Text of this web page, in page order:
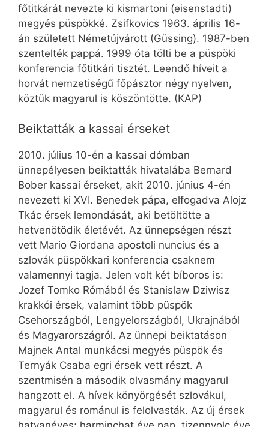
főtitkárát nevezte ki kismartoni (eisenstadti)
megyés püspökké. Zsifkovics 1963. április 16-
án született Németújvárott (Güssing). 1987-ben
szentelték pappá. 1999 óta tölti be a püspöki
konferencia főtitkári tisztét. Leendő híveit a
horvát nemzetiségű főpásztor négy nyelven,
köztük magyarul is köszöntötte. (KAP)
Beiktatták a kassai érseket
2010. július 10-én a kassai dómban
ünnepélyesen beiktatták hivatalába Bernard
Bober kassai érseket, akit 2010. június 4-én
nevezett ki XVI. Benedek pápa, elfogadva Alojz
Tkác érsek lemondását, aki betöltötte a
hetvenötödik életévét. Az ünnepségen részt
vett Mario Giordana apostoli nuncius és a
szlovák püspökkari konferencia csaknem
valamennyi tagja. Jelen volt két bíboros is:
Jozef Tomko Rómából és Stanislaw Dziwisz
krakkói érsek, valamint több püspök
Csehországból, Lengyelországból, Ukrajnából
és Magyarországról. Az ünnepi beiktatáson
Majnek Antal munkácsi megyés püspök és
Ternyák Csaba egri érsek vett részt. A
szentmisén a második olvasmány magyarul
hangzott el. A hívek könyörgését szlovákul,
magyarul és románul is felolvasták. Az új érsek